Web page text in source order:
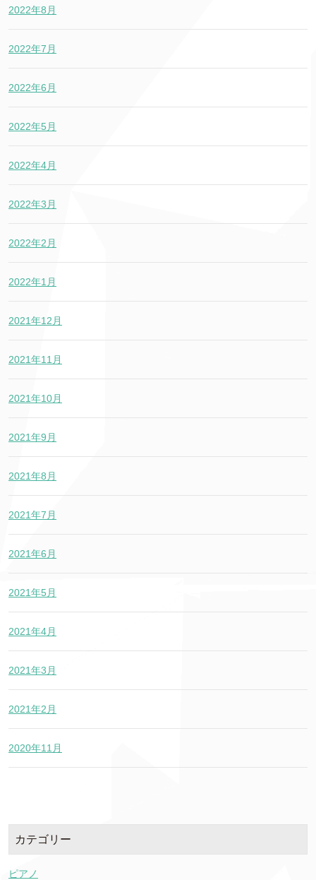
2022年8月
2022年7月
2022年6月
2022年5月
2022年4月
2022年3月
2022年2月
2022年1月
2021年12月
2021年11月
2021年10月
2021年9月
2021年8月
2021年7月
2021年6月
2021年5月
2021年4月
2021年3月
2021年2月
2020年11月
カテゴリー
ピアノ